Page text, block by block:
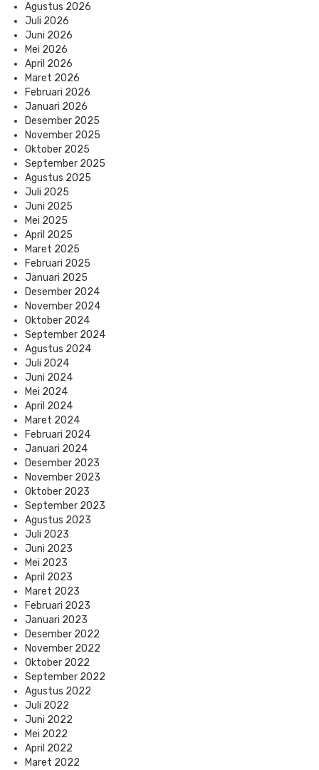
Agustus 2026
Juli 2026
Juni 2026
Mei 2026
April 2026
Maret 2026
Februari 2026
Januari 2026
Desember 2025
November 2025
Oktober 2025
September 2025
Agustus 2025
Juli 2025
Juni 2025
Mei 2025
April 2025
Maret 2025
Februari 2025
Januari 2025
Desember 2024
November 2024
Oktober 2024
September 2024
Agustus 2024
Juli 2024
Juni 2024
Mei 2024
April 2024
Maret 2024
Februari 2024
Januari 2024
Desember 2023
November 2023
Oktober 2023
September 2023
Agustus 2023
Juli 2023
Juni 2023
Mei 2023
April 2023
Maret 2023
Februari 2023
Januari 2023
Desember 2022
November 2022
Oktober 2022
September 2022
Agustus 2022
Juli 2022
Juni 2022
Mei 2022
April 2022
Maret 2022